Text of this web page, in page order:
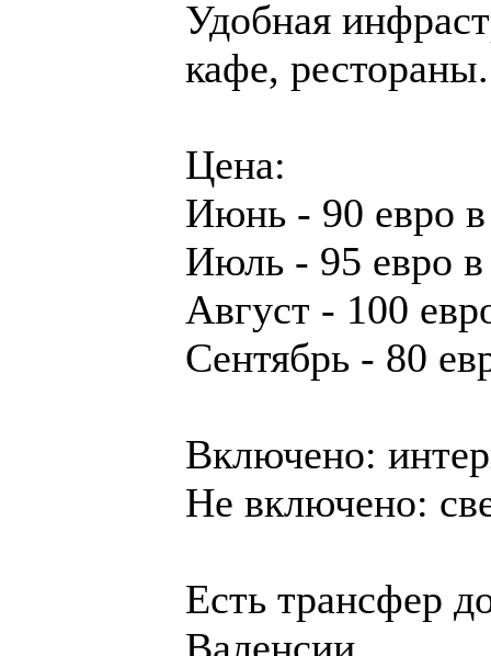
Удобная
кафе, рестораны.
Цена:
Июнь - 90 евро в
Июль - 95 евро в
Август - 100
Сентябрь - 80
Включено:
Не включено:
Есть трансфер